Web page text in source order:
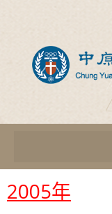
2005年